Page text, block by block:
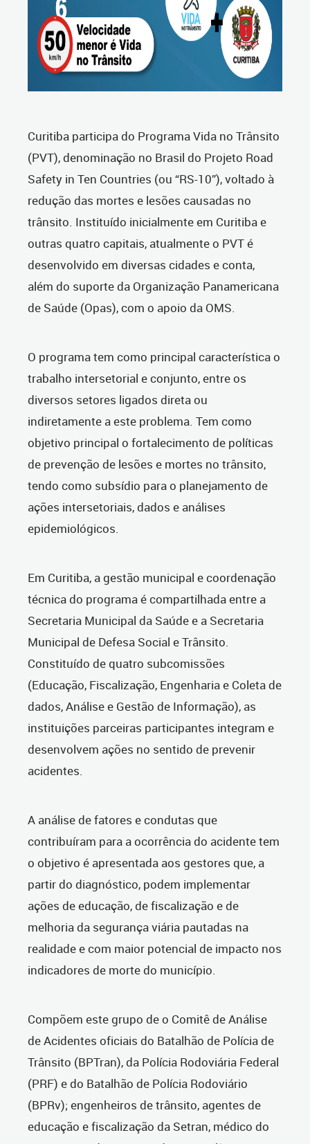
Curitiba participa do Programa Vida no Trânsito
(PVT), denominação no Brasil do Projeto Road
Safety in Ten Countries (ou “RS-10”), voltado à
redução das mortes e lesões causadas no
trânsito. Instituído inicialmente em Curitiba e
outras quatro capitais, atualmente o PVT é
desenvolvido em diversas cidades e conta,
além do suporte da Organização Panamericana
de Saúde (Opas), com o apoio da OMS.
O programa tem como principal característica o
trabalho intersetorial e conjunto, entre os
diversos setores ligados direta ou
indiretamente a este problema. Tem como
objetivo principal o fortalecimento de políticas
de prevenção de lesões e mortes no trânsito,
tendo como subsídio para o planejamento de
ações intersetoriais, dados e análises
epidemiológicos.
Em Curitiba, a gestão municipal e coordenação
técnica do programa é compartilhada entre a
Secretaria Municipal da Saúde e a Secretaria
Municipal de Defesa Social e Trânsito.
Constituído de quatro subcomissões
(Educação, Fiscalização, Engenharia e Coleta de
dados, Análise e Gestão de Informação), as
instituições parceiras participantes integram e
desenvolvem ações no sentido de prevenir
acidentes.
A análise de fatores e condutas que
contribuíram para a ocorrência do acidente tem
o objetivo é apresentada aos gestores que, a
partir do diagnóstico, podem implementar
ações de educação, de fiscalização e de
melhoria da segurança viária pautadas na
realidade e com maior potencial de impacto nos
indicadores de morte do município.
Compõem este grupo de o Comitê de Análise
de Acidentes oficiais do Batalhão de Polícia de
Trânsito (BPTran), da Polícia Rodoviária Federal
(PRF) e do Batalhão de Polícia Rodoviário
(BPRv); engenheiros de trânsito, agentes de
educação e fiscalização da Setran, médico do